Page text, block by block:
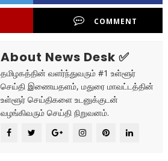
COMMENT
About News Desk ✅
தமிழகத்தின் வளர்ந்துவரும் #1 உள்ளூர்
செய்தி இணையதளம், மதுரை மாவட்டத்தின்
உள்ளூர் செய்திகளை உடனுக்குடன்
வழங்கிவரும் செய்தி நிறுவனம்.